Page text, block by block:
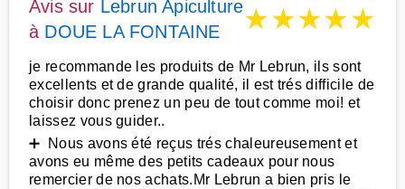
Avis sur Lebrun Apiculture
à DOUE LA FONTAINE ★★★★★
je recommande les produits de Mr Lebrun, ils sont
excellents et de grande qualité, il est trés difficile de
choisir donc prenez un peu de tout comme moi! et
laissez vous guider..
➕ Nous avons été reçus trés chaleureusement et
avons eu même des petits cadeaux pour nous
remercier de nos achats.Mr Lebrun a bien pris le